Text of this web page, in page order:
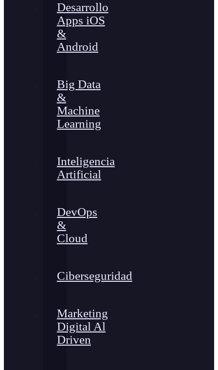
Desarrollo
Apps iOS
&
Android
Big Data
&
Machine
Learning
Inteligencia
Artificial
DevOps
&
Cloud
Ciberseguridad
Marketing
Digital Al
Driven